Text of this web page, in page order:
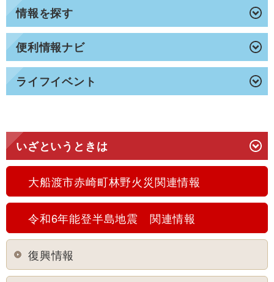
情報を探す
便利情報ナビ
ライフイベント
いざというときは
大船渡市赤崎町林野火災関連情報
令和6年能登半島地震 関連情報
復興情報